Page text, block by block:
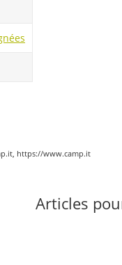
https://www.camp.it
Articles